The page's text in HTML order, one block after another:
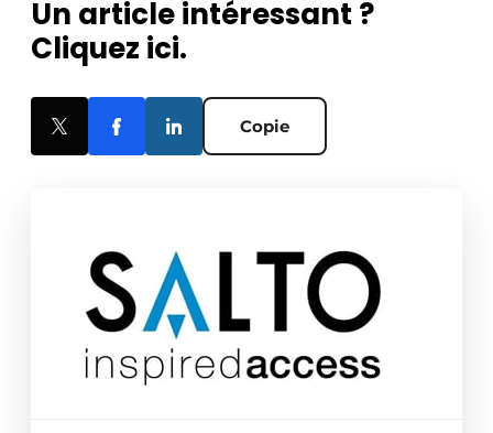
Un article intéressant ?
Cliquez ici.
Copie